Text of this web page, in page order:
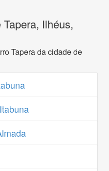
Ilhéus,
Tapera da cidade de